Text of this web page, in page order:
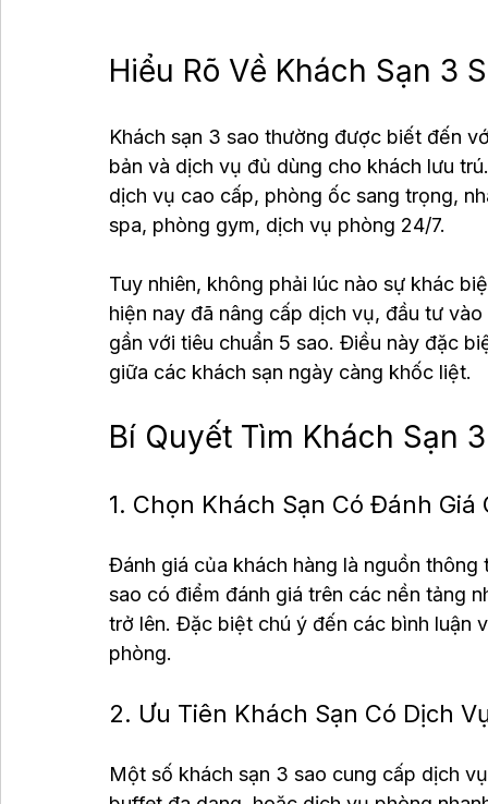
Hiểu Rõ Về Khách Sạn 3
Khách sạn 3 sao thường được biết đến
bản và dịch vụ đủ dùng cho khách lưu
dịch vụ cao cấp, phòng ốc sang trọng,
spa, phòng gym, dịch vụ phòng 24/7.
Tuy nhiên, không phải lúc nào sự khác
hiện nay đã nâng cấp dịch vụ, đầu tư
gần với tiêu chuẩn 5 sao. Điều này đặc
giữa các khách sạn ngày càng khốc liệt.
Bí Quyết Tìm Khách Sạn
1. Chọn Khách Sạn Có Đánh Giá
Đánh giá của khách hàng là nguồn
sao có điểm đánh giá trên các nền tảng
trở lên. Đặc biệt chú ý đến các bình luận
phòng.
2. Ưu Tiên Khách Sạn Có Dịch
Một số khách sạn 3 sao cung cấp dịch